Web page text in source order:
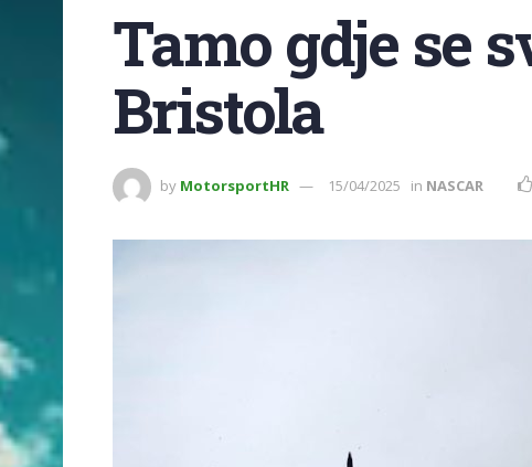
Tamo gdje se
Bristola
by MotorsportHR 15/04/2025 in NASCAR